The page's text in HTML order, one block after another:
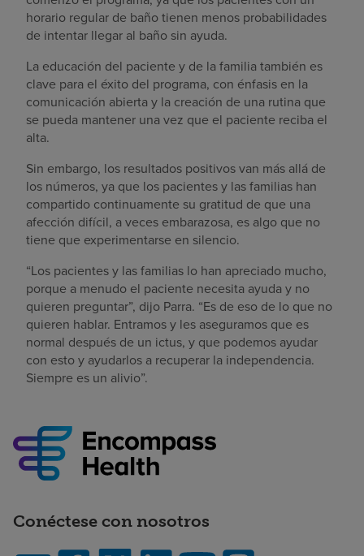
horario regular de baño tienen menos probabilidades
de intentar llegar al baño sin ayuda.
La educación del paciente y de la familia también es
clave para el éxito del programa, con énfasis en la
comunicación abierta y la creación de una rutina que
se pueda mantener una vez que el paciente reciba el
alta.
Sin embargo, los resultados positivos van más allá de
los números, ya que los pacientes y las familias han
compartido continuamente su gratitud de que una
afección difícil, a veces embarazosa, es algo que no
tiene que experimentarse en silencio.
“Los pacientes y las familias lo han apreciado mucho,
porque a menudo el paciente necesita ayuda y no
quieren preguntar”, dijo Parra. “Es de eso de lo que no
quieren hablar. Entramos y les aseguramos que es
normal después de un ictus, y que podemos ayudar
con esto y ayudarlos a recuperar la independencia.
Siempre es un alivio”.
Conéctese con nosotros